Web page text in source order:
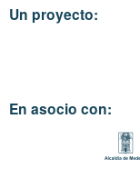
Un proyecto:
En asocio con: